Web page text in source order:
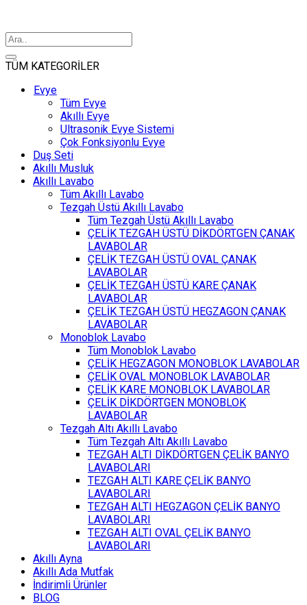
TÜM KATEGORİLER
Evye
Tüm Evye
Akıllı Evye
Ultrasonik Evye Sistemi
Çok Fonksiyonlu Evye
Duş Seti
Akıllı Musluk
Akıllı Lavabo
Tüm Akıllı Lavabo
Tezgah Üstü Akıllı Lavabo
Tüm Tezgah Üstü Akıllı Lavabo
ÇELİK TEZGAH ÜSTÜ DİKDÖRTGEN ÇANAK
LAVABOLAR
ÇELİK TEZGAH ÜSTÜ OVAL ÇANAK
LAVABOLAR
ÇELİK TEZGAH ÜSTÜ KARE ÇANAK
LAVABOLAR
ÇELİK TEZGAH ÜSTÜ HEGZAGON ÇANAK
LAVABOLAR
Monoblok Lavabo
Tüm Monoblok Lavabo
ÇELİK HEGZAGON MONOBLOK LAVABOLAR
ÇELİK OVAL MONOBLOK LAVABOLAR
ÇELİK KARE MONOBLOK LAVABOLAR
ÇELİK DİKDÖRTGEN MONOBLOK
LAVABOLAR
Tezgah Altı Akıllı Lavabo
Tüm Tezgah Altı Akıllı Lavabo
TEZGAH ALTI DİKDÖRTGEN ÇELİK BANYO
LAVABOLARI
TEZGAH ALTI KARE ÇELİK BANYO
LAVABOLARI
TEZGAH ALTI HEGZAGON ÇELİK BANYO
LAVABOLARI
TEZGAH ALTI OVAL ÇELİK BANYO
LAVABOLARI
Akıllı Ayna
Akıllı Ada Mutfak
İndirimli Ürünler
BLOG